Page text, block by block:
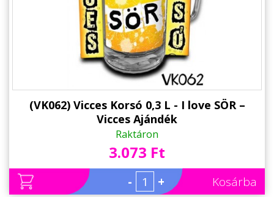
Ajándék Ötletek Férfiaknak
Családtagoknak
Névnapi ajándékok
(VK062) Vicces Korsó 0,3 L - I love SÖR –
Vicces Ajándék
Raktáron
3.073 Ft
- + Kosárba